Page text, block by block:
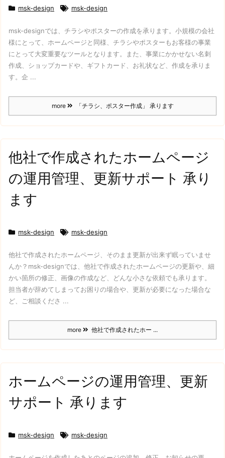
msk-design msk-design
msk-designでは、チラシやポスターの作成を承ります。 小規模の会社
様にとって、ホームページと同様、チラシやポスターもお客様の事業
にとって大変重要なツールとなります。
また、事業にかかせない名刺
作成、ショップカードや、ギフトカード、お礼状など、作成を承りま
す。 企 ...
more 「チラシ、ポスター作成」 承ります
他社で作成されたホームページ
の運用管理、更新サポート 承り
ます
msk-design msk-design
他社で作成されたホームページ、そのまま更新が出来ず眠っていませ
んか？ msk-designでは、他社で作成されたホームページの更新や、細
かい箇所の修正、画像の作成など、どんな小さな依頼でも承ります。
担当者が辞めてしまってお困りの場合や、更新が必要になった場合な
ど、ご相談くださ ...
more 他社で作成されたホー ...
ホームページの運用管理、更新
サポート 承ります
msk-design msk-design